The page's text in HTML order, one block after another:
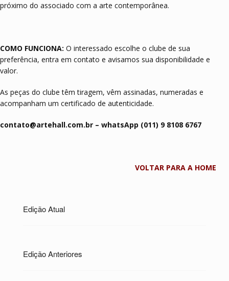
próximo do associado com a arte contemporânea.
COMO FUNCIONA: O interessado escolhe o clube de sua
preferência, entra em contato e avisamos sua disponibilidade e
valor.
As peças do clube têm tiragem, vêm assinadas, numeradas e
acompanham um certificado de autenticidade.
contato@artehall.com.br – whatsApp (011) 9 8108 6767
VOLTAR PARA A HOME
Edição Atual
Edição Anteriores